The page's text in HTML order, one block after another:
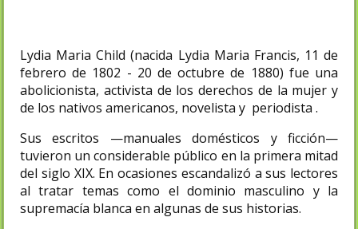
Lydia Maria Child (nacida Lydia Maria Francis, 11 de
febrero de 1802 - 20 de octubre de 1880) fue una
abolicionista, activista de los derechos de la mujer y
de los nativos americanos, novelista y periodista .
Sus escritos —manuales domésticos y ficción—
tuvieron un considerable público en la primera mitad
del siglo XIX. En ocasiones escandalizó a sus lectores
al tratar temas como el dominio masculino y la
supremacía blanca en algunas de sus historias.